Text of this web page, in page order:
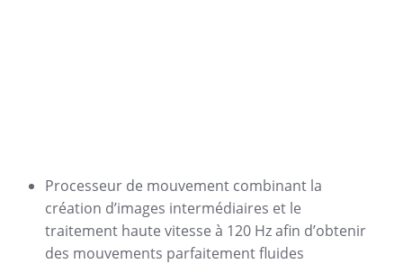
Processeur de mouvement combinant la
création d’images intermédiaires et le
traitement haute vitesse à 120 Hz afin d’obtenir
des mouvements parfaitement fluides